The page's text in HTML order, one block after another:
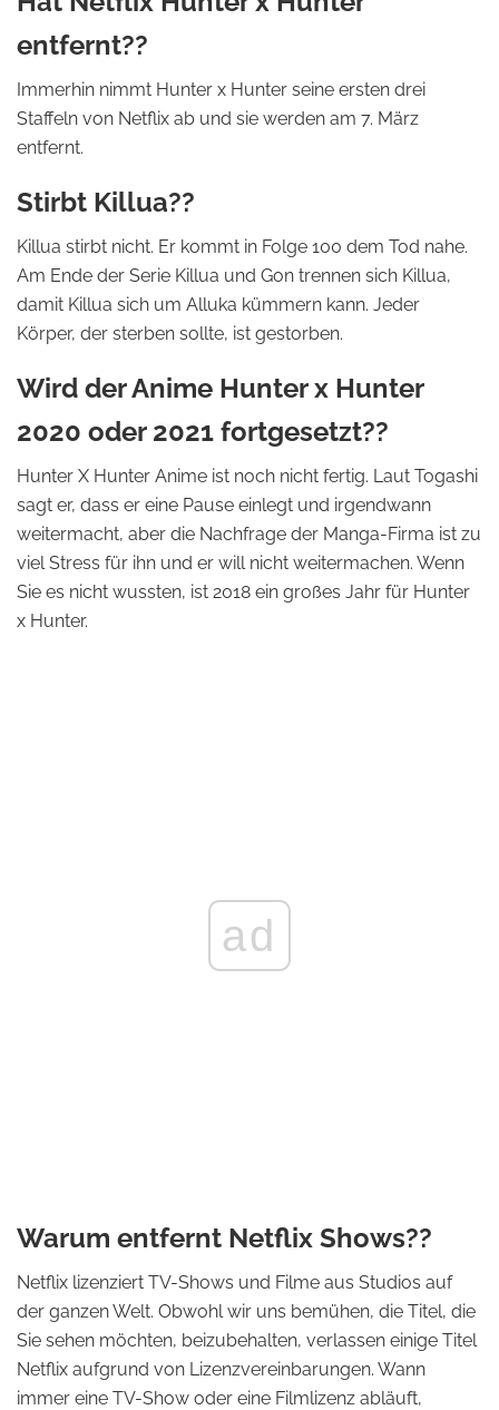
entfernt??
Immerhin nimmt Hunter x Hunter seine ersten drei
Staffeln von Netflix ab und sie werden am 7. März
entfernt.
Stirbt Killua??
Killua stirbt nicht. Er kommt in Folge 100 dem Tod nahe.
Am Ende der Serie Killua und Gon trennen sich Killua,
damit Killua sich um Alluka kümmern kann. Jeder
Körper, der sterben sollte, ist gestorben.
Wird der Anime Hunter x Hunter
2020 oder 2021 fortgesetzt??
Hunter X Hunter Anime ist noch nicht fertig. Laut Togashi
sagt er, dass er eine Pause einlegt und irgendwann
weitermacht, aber die Nachfrage der Manga-Firma ist zu
viel Stress für ihn und er will nicht weitermachen. Wenn
Sie es nicht wussten, ist 2018 ein großes Jahr für Hunter
x Hunter.
ad
Warum entfernt Netflix Shows??
Netflix lizenziert TV-Shows und Filme aus Studios auf
der ganzen Welt. Obwohl wir uns bemühen, die Titel, die
Sie sehen möchten, beizubehalten, verlassen einige Titel
Netflix aufgrund von Lizenzvereinbarungen. Wann
immer eine TV-Show oder eine Filmlizenz abläuft,